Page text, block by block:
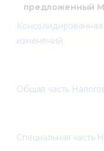
предложенный
изменений
Общая часть
Специальная часть